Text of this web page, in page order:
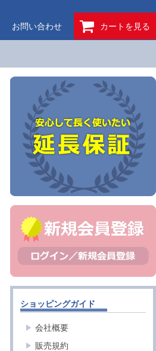
お問い合わせ カートを見る
ショッピングガイド
会社概要
販売規約